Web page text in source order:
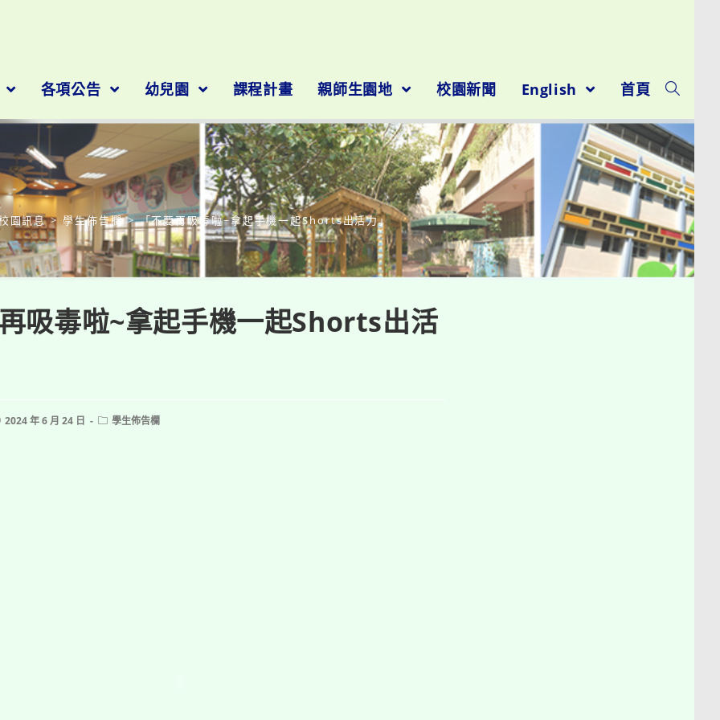
各項公告 幼兒園 課程計畫 親師生園地 校園新聞 English 首頁
部落格
園訊息 > 學生佈告欄 > 「不要再吸毒啦~拿起手機一起Shorts出活力」
再吸毒啦~拿起手機一起Shorts出活
2024 年 6 月 24 日
Post學生佈告欄